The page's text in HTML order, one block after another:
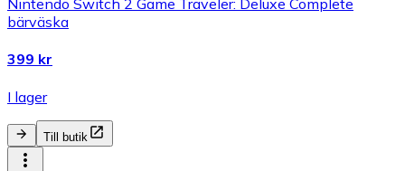
Nintendo Switch 2 Game Traveler: Deluxe Complete
bärväska
399 kr
I lager
Till butik